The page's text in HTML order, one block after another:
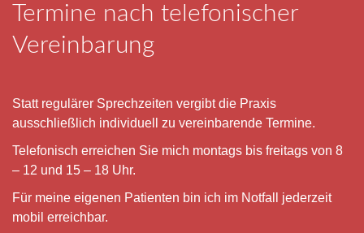
Termine nach telefonischer
Vereinbarung
Statt regulärer Sprechzeiten vergibt die Praxis
ausschließlich individuell zu vereinbarende Termine.
Telefonisch erreichen Sie mich montags bis freitags von 8
– 12 und 15 – 18 Uhr.
Für meine eigenen Patienten bin ich im Notfall jederzeit
mobil erreichbar.